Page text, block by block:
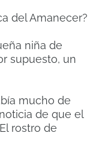
del Amanecer?
niña de
supuesto, un
mucho de
de que el
rostro de